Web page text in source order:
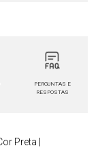
PERGUNTAS E
RESPOSTAS
Preta |